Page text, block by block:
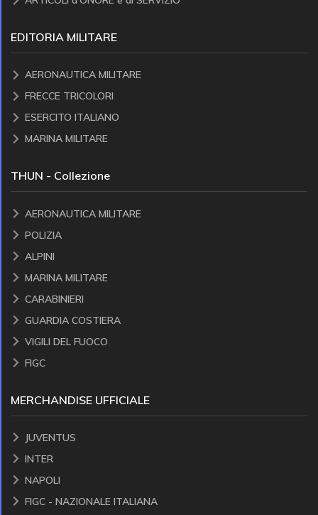
EDITORIA MILITARE
AERONAUTICA MILITARE
FRECCE TRICOLORI
ESERCITO ITALIANO
MARINA MILITARE
THUN - Collezione
AERONAUTICA MILITARE
POLIZIA
ALPINI
MARINA MILITARE
CARABINIERI
GUARDIA COSTIERA
VIGILI DEL FUOCO
FIGC
MERCHANDISE UFFICIALE
JUVENTUS
INTER
NAPOLI
FIGC - NAZIONALE ITALIANA